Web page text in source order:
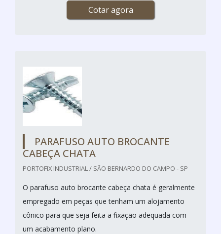
Cotar agora
PARAFUSO AUTO BROCANTE
CABEÇA CHATA
PORTOFIX INDUSTRIAL / SÃO BERNARDO DO CAMPO - SP
O parafuso auto brocante cabeça chata é geralmente
empregado em peças que tenham um alojamento
cônico para que seja feita a fixação adequada com
um acabamento plano.